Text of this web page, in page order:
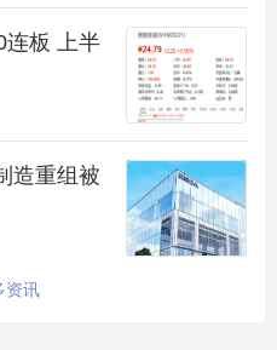
大型商圈，同时周边医
横路网畅达，轻松满足业
种“半山生态+城市配
成为一种生活品质的保
连板 上半
造重组被
资讯